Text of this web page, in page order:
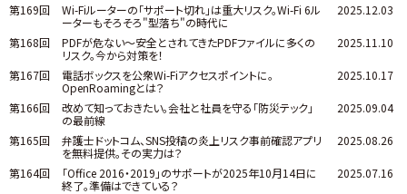
第169回
Wi-Fiルーターの「サポート切れ」は重大リスク。Wi-Fi 6ル
ーターもそろそろ"型落ち"の時代に
2025.12.03
第168回
PDFが危ない～安全とされてきたPDFファイルに多くの
リスク。今から対策を！
2025.11.10
第167回
電話ボックスを公衆Wi-Fiアクセスポイントに。
OpenRoamingとは？
2025.10.17
第166回
改めて知っておきたい。会社と社員を守る「防災テック」
の最前線
2025.09.04
第165回
弁護士ドットコム、SNS投稿の炎上リスク事前確認アプリ
を無料提供。その実力は？
2025.08.26
第164回
「Office 2016・2019」のサポートが2025年10月14日に
終了。準備はできている？
2025.07.16